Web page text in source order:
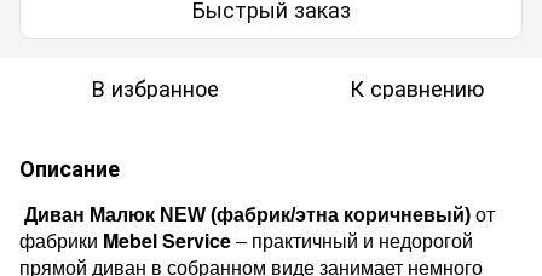
Быстрый заказ
В избранное К сравнению
Описание
Диван Малюк NEW (фабрик/этна коричневый) от
фабрики Mebel Service – практичный и недорогой
прямой диван в собранном виде занимает немного